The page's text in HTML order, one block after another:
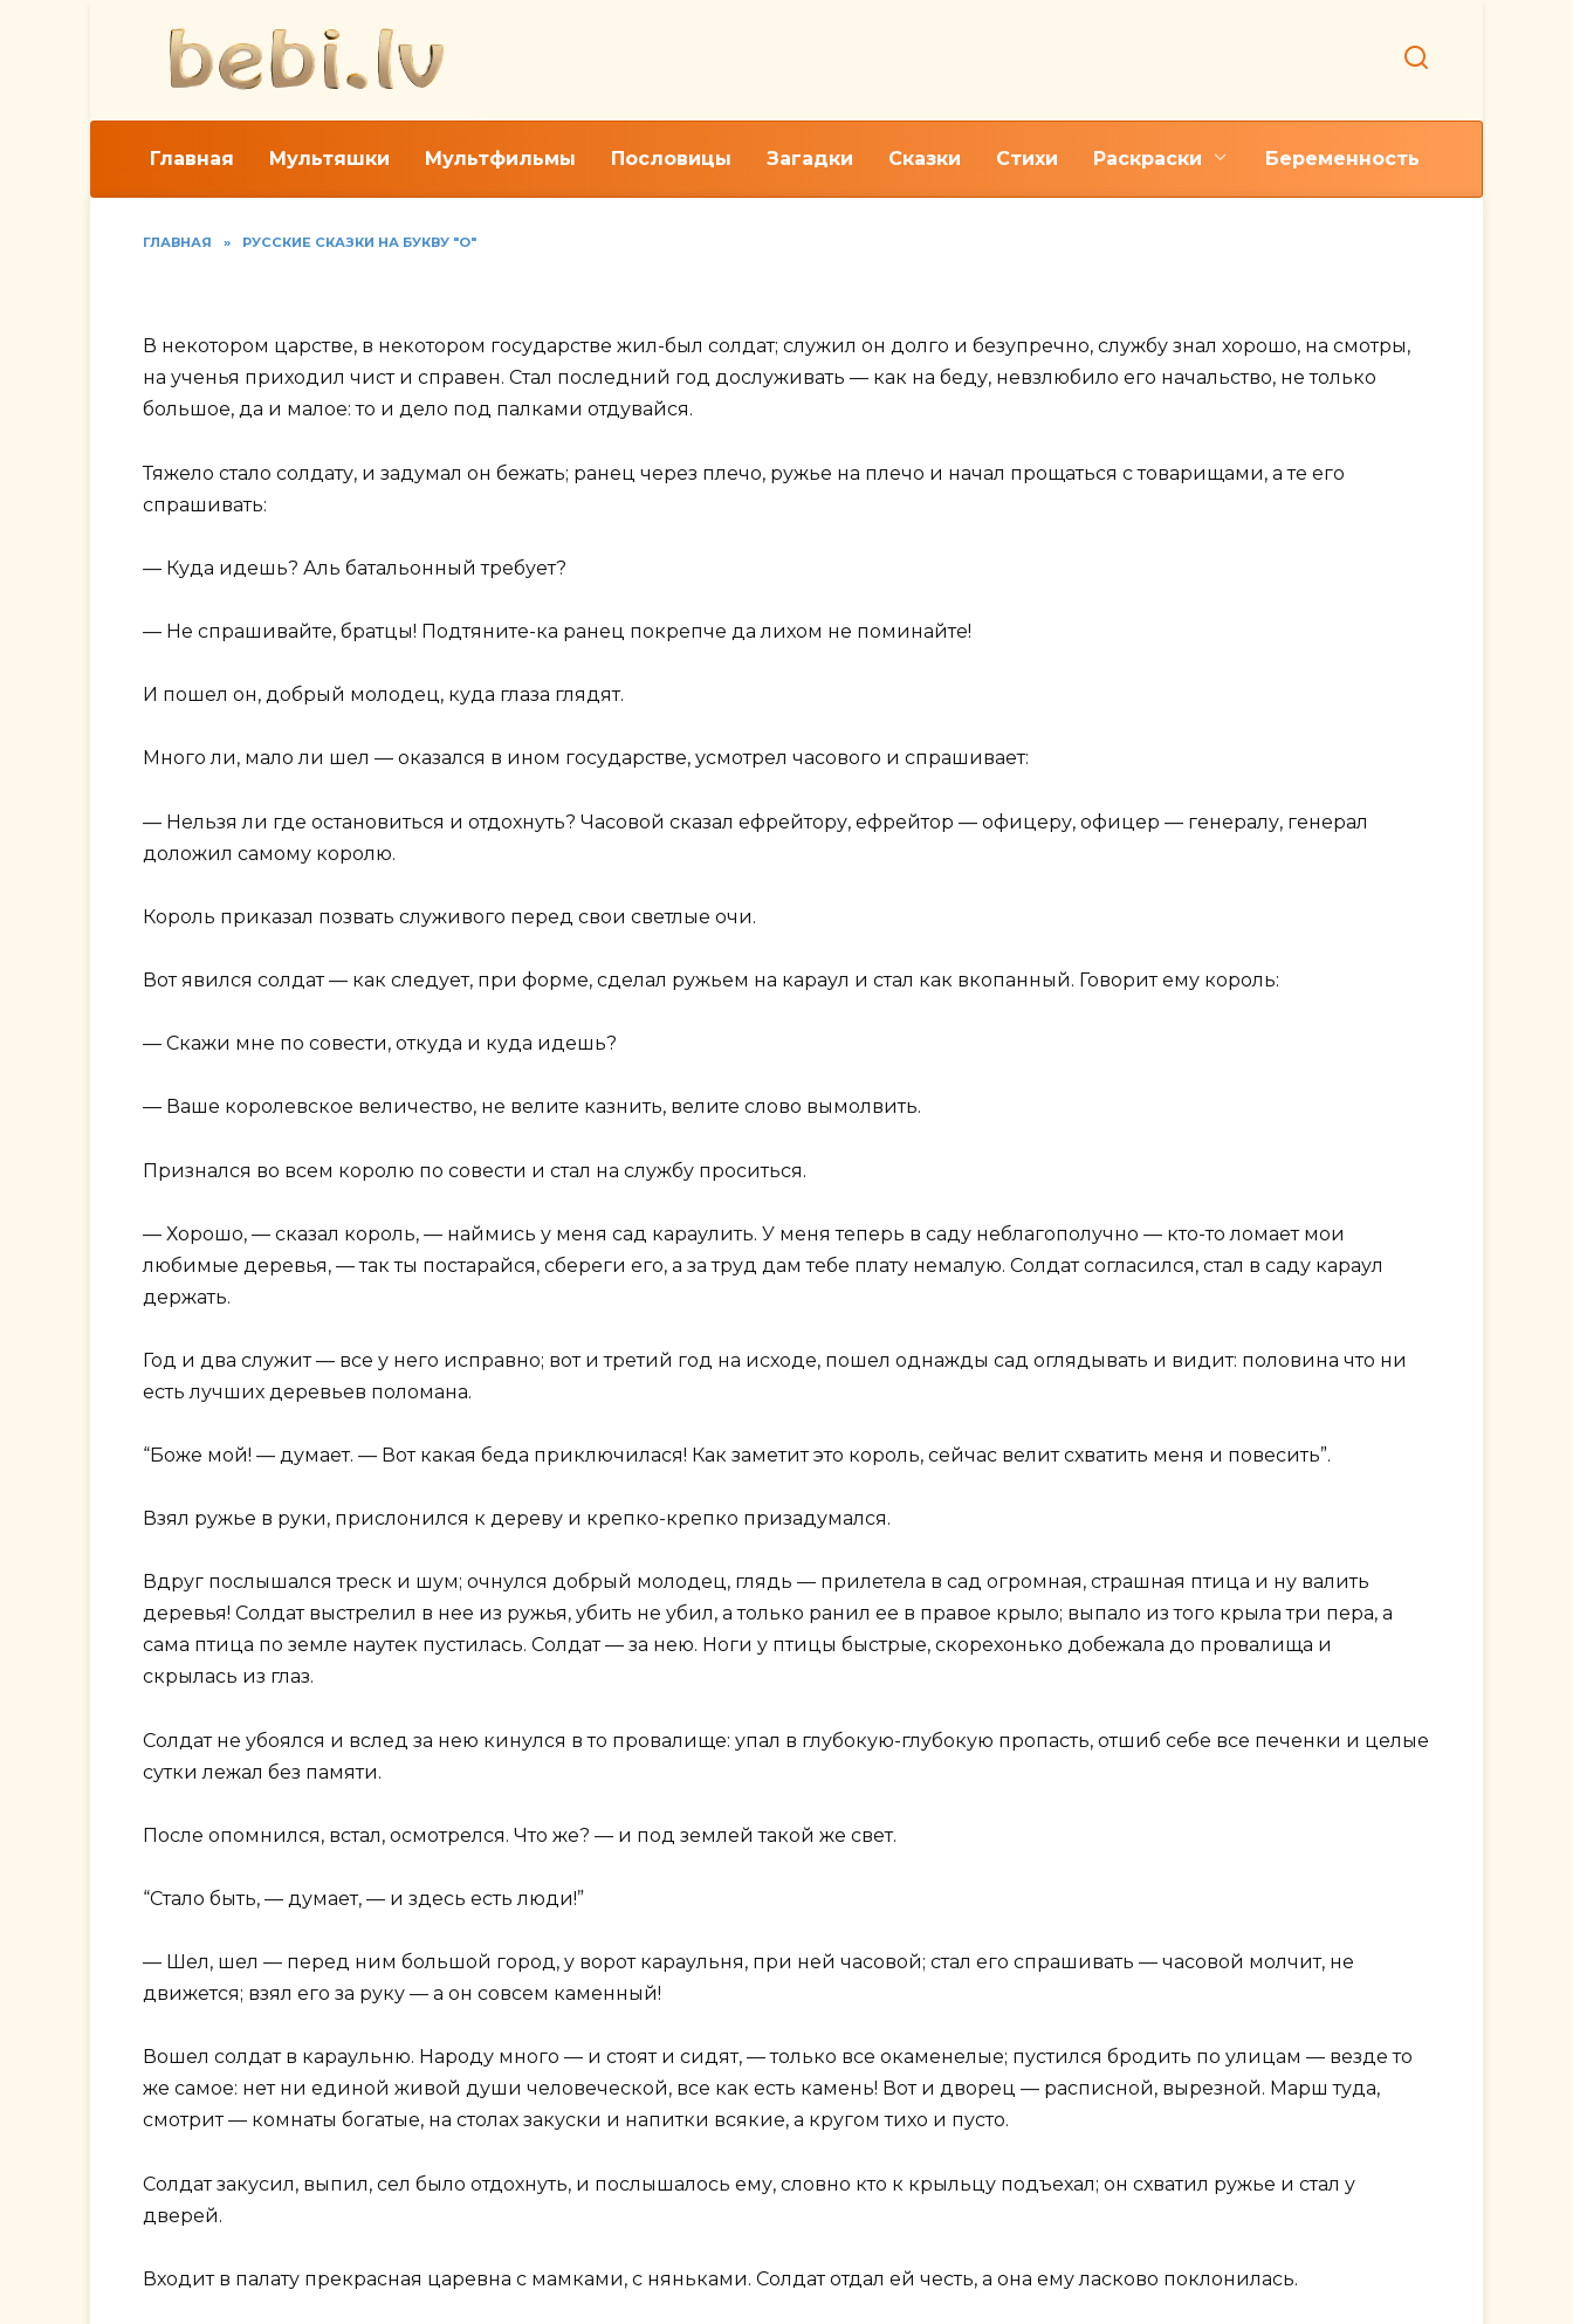
Главная Мультяшки Мультфильмы Пословицы Загадки Сказки Стихи Раскраски Беременность
ГЛАВНАЯ » РУССКИЕ СКАЗКИ НА БУКВУ "О"
В некотором царстве, в некотором государстве жил-был солдат; служил он долго и безупречно, службу знал хорошо, на смотры,
на ученья приходил чист и справен. Стал последний год дослуживать — как на беду, невзлюбило его начальство, не только
большое, да и малое: то и дело под палками отдувайся.
Тяжело стало солдату, и задумал он бежать; ранец через плечо, ружье на плечо и начал прощаться с товарищами, а те его
спрашивать:
— Куда идешь? Аль батальонный требует?
— Не спрашивайте, братцы! Подтяните-ка ранец покрепче да лихом не поминайте!
И пошел он, добрый молодец, куда глаза глядят.
Много ли, мало ли шел — оказался в ином государстве, усмотрел часового и спрашивает:
— Нельзя ли где остановиться и отдохнуть? Часовой сказал ефрейтору, ефрейтор — офицеру, офицер — генералу, генерал
доложил самому королю.
Король приказал позвать служивого перед свои светлые очи.
Вот явился солдат — как следует, при форме, сделал ружьем на караул и стал как вкопанный. Говорит ему король:
— Скажи мне по совести, откуда и куда идешь?
— Ваше королевское величество, не велите казнить, велите слово вымолвить.
Признался во всем королю по совести и стал на службу проситься.
— Хорошо, — сказал король, — наймись у меня сад караулить. У меня теперь в саду неблагополучно — кто-то ломает мои
любимые деревья, — так ты постарайся, сбереги его, а за труд дам тебе плату немалую. Солдат согласился, стал в саду караул
держать.
Год и два служит — все у него исправно; вот и третий год на исходе, пошел однажды сад оглядывать и видит: половина что ни
есть лучших деревьев поломана.
“Боже мой! — думает. — Вот какая беда приключилася! Как заметит это король, сейчас велит схватить меня и повесить”.
Взял ружье в руки, прислонился к дереву и крепко-крепко призадумался.
Вдруг послышался треск и шум; очнулся добрый молодец, глядь — прилетела в сад огромная, страшная птица и ну валить
деревья! Солдат выстрелил в нее из ружья, убить не убил, а только ранил ее в правое крыло; выпало из того крыла три пера, а
сама птица по земле наутек пустилась. Солдат — за нею. Ноги у птицы быстрые, скорехонько добежала до провалища и
скрылась из глаз.
Солдат не убоялся и вслед за нею кинулся в то провалище: упал в глубокую-глубокую пропасть, отшиб себе все печенки и целые
сутки лежал без памяти.
После опомнился, встал, осмотрелся. Что же? — и под землей такой же свет.
“Стало быть, — думает, — и здесь есть люди!”
— Шел, шел — перед ним большой город, у ворот караульня, при ней часовой; стал его спрашивать — часовой молчит, не
движется; взял его за руку — а он совсем каменный!
Вошел солдат в караульню. Народу много — и стоят и сидят, — только все окаменелые; пустился бродить по улицам — везде то
же самое: нет ни единой живой души человеческой, все как есть камень! Вот и дворец — расписной, вырезной. Марш туда,
смотрит — комнаты богатые, на столах закуски и напитки всякие, а кругом тихо и пусто.
Солдат закусил, выпил, сел было отдохнуть, и послышалось ему, словно кто к крыльцу подъехал; он схватил ружье и стал у
дверей.
Входит в палату прекрасная царевна с мамками, с няньками. Солдат отдал ей честь, а она ему ласково поклонилась.